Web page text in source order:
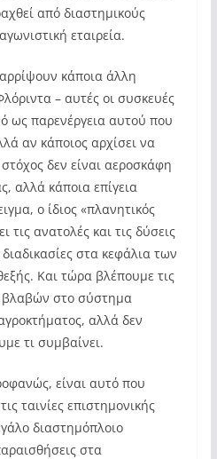
από διαστημικούς
εταιρεία.
κάποια άλλη
– αυτές οι συσκευές
ως παρενέργεια αυτού που
αν κάποιος αρχίσει να
δεν είναι αεροσκάφη
αλλά κάποια επίγεια
ο ίδιος «πλανητικός
τις ανατολές και τις δύσεις
στα κεφάλια των
Και τώρα βλέπουμε τις
βλαβών στο σύστημα
αλλά δεν
τι συμβαίνει.
είναι αυτό που
ταινίες επιστημονικής
διαστημόπλοιο
στα